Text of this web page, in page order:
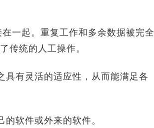
起。重复工作和多余数据被完全
传统的人工操作。
有灵活的适应性，从而能满足各
软件或外来的软件。